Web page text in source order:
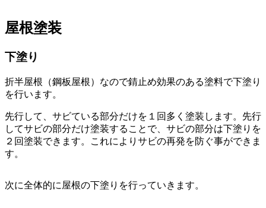
屋根塗装
下塗り
折半屋根（鋼板屋根）なので錆止め効果のある塗料で下塗り
を行います。
先行して、サビている部分だけを１回多く塗装します。先行
してサビの部分だけ塗装することで、サビの部分は下塗りを
２回塗装できます。これによりサビの再発を防ぐ事ができま
す。
次に全体的に屋根の下塗りを行っていきます。